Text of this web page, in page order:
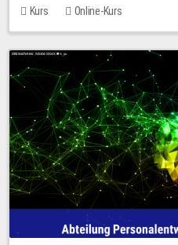
Kurs Online-Kurs